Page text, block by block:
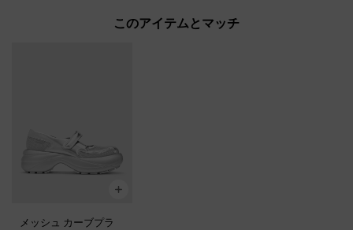
このアイテムとマッチ
メッシュ カーブプラ